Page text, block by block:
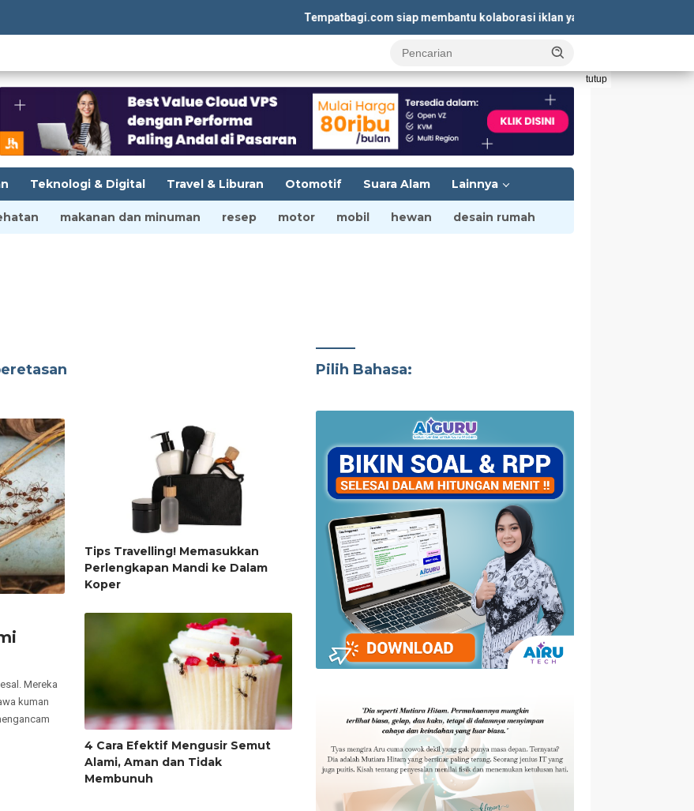
Tempatbagi.com siap membantu kolaborasi iklan yang menguntungkan.
tutup
Teknologi & Digital Travel & Liburan Otomotif Suara Alam Lainnya
makanan dan minuman resep motor mobil hewan desain rumah
Mereka
kuman
Tips Travelling! Memasukkan
Perlengkapan Mandi ke Dalam
Koper
4 Cara Efektif Mengusir Semut
Alami, Aman dan Tidak
Membunuh
Pilih Bahasa: